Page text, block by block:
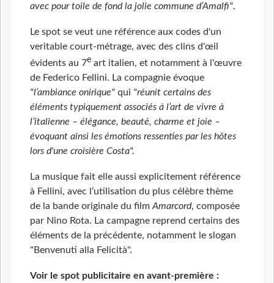
avec pour toile de fond la jolie commune d’Amalfi".
Le spot se veut une référence aux codes d'un
veritable court-métrage, avec des clins d'œil
évidents au 7e art italien, et notamment à l'œuvre
de Federico Fellini. La compagnie évoque
"l’ambiance onirique" qui "réunit certains des
éléments typiquement associés à l’art de vivre à
l’italienne – élégance, beauté, charme et joie –
évoquant ainsi les émotions ressenties par les hôtes
lors d'une croisière Costa".
La musique fait elle aussi explicitement référence
à Fellini, avec l’utilisation du plus célèbre thème
de la bande originale du film Amarcord, composée
par Nino Rota. La campagne reprend certains des
éléments de la précédente, notamment le slogan
"Benvenuti alla Felicità".
Voir le spot publicitaire en avant-première :